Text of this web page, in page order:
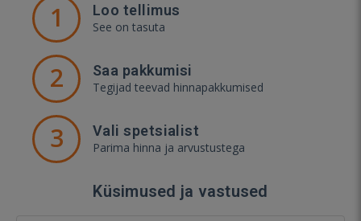
1 Loo tellimus
See on tasuta
2 Saa pakkumisi
Tegijad teevad hinnapakkumised
3 Vali spetsialist
Parima hinna ja arvustustega
Küsimused ja vastused